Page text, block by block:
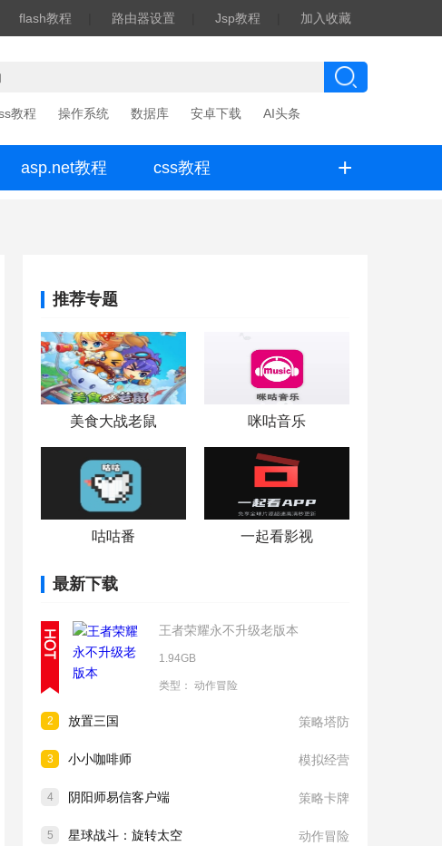
flash教程 路由器设置 Jsp教程 加入收藏
教程 操作系统 数据库 安卓下载 AI头条
asp.net教程 css教程 +
推荐专题
美食大战老鼠 咪咕音乐
咕咕番 一起看影视
最新下载
王者荣耀永不升级老版本
1.94GB
类型： 动作冒险
2 放置三国 策略塔防
3 小小咖啡师 模拟经营
4 阴阳师易信客户端 策略卡牌
5 星球战斗：旋转太空 动作冒险